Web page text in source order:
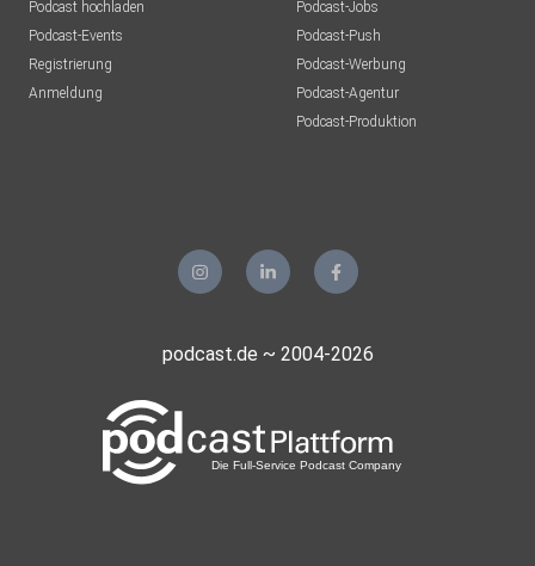
Podcast hochladen
Podcast-Events
Registrierung
Anmeldung
Podcast-Jobs
Podcast-Push
Podcast-Werbung
Podcast-Agentur
Podcast-Produktion
podcast.de ~ 2004-2026